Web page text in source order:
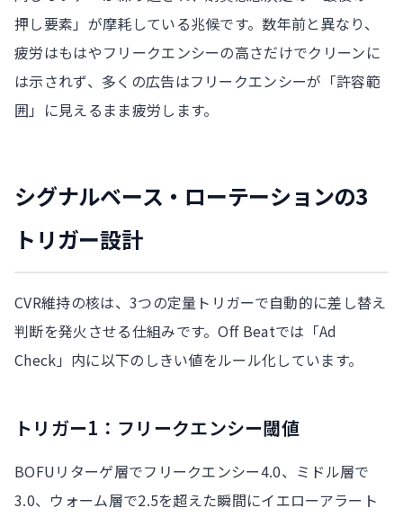
押し要素」が摩耗している兆候です。数年前と異なり、
疲労はもはやフリークエンシーの高さだけでクリーンに
は示されず、多くの広告はフリークエンシーが「許容範
囲」に見えるまま疲労します。
シグナルベース・ローテーションの3
トリガー設計
CVR維持の核は、3つの定量トリガーで自動的に差し替え
判断を発火させる仕組みです。Off Beatでは「Ad
Check」内に以下のしきい値をルール化しています。
トリガー1：フリークエンシー閾値
BOFUリターゲ層でフリークエンシー4.0、ミドル層で
3.0、ウォーム層で2.5を超えた瞬間にイエローアラート